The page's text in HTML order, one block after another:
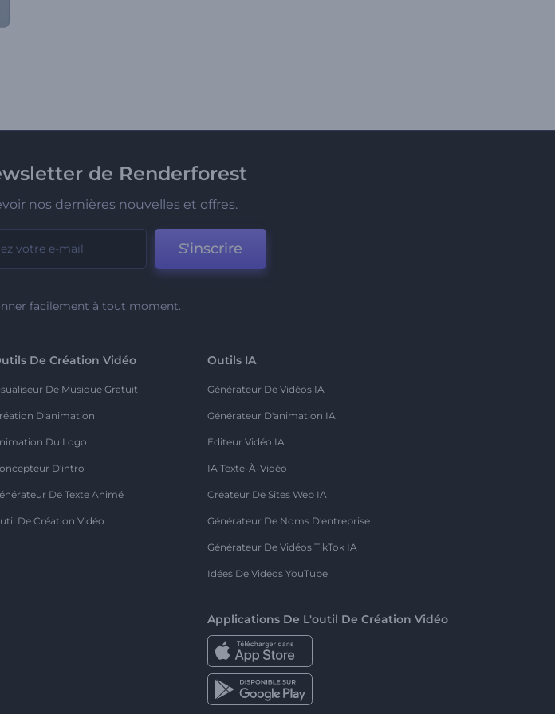
de Renderforest
nos dernières nouvelles et offres.
S'inscrire
facilement à tout moment.
De Création Vidéo
De Musique Gratuit
D'animation
Du Logo
D'intro
De Texte Animé
De Création Vidéo
Outils IA
Générateur De Vidéos IA
Générateur D'animation IA
Éditeur Vidéo IA
IA Texte-À-Vidéo
Créateur De Sites Web IA
Générateur De Noms D'entreprise
Générateur De Vidéos TikTok IA
Idées De Vidéos YouTube
Applications De L'outil De Création Vidéo